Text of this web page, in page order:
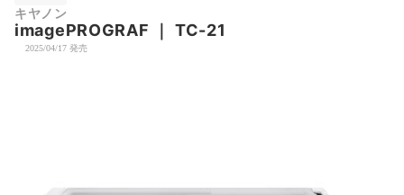
キヤノン
imagePROGRAF TC-21
2025/04/17 発売